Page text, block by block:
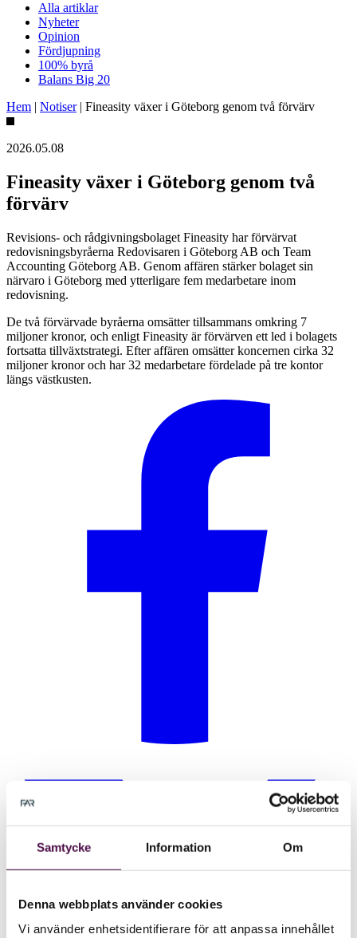
Samtycke Information Om
Denna webbplats använder cookies
Vi använder enhetsidentifierare för att anpassa innehållet
Alla artiklar
Nyheter
Opinion
Fördjupning
100% byrå
Balans Big 20
Hem | Notiser| Fineasity växer i Göteborg genom två förvärv
2026.05.08
Fineasity växer i Göteborg genom två
förvärv
Revisions- och rådgivningsbolaget Fineasity har förvärvat
redovisningsbyråerna Redovisaren i Göteborg AB och Team
Accounting Göteborg AB. Genom affären stärker bolaget sin
närvaro i Göteborg med ytterligare fem medarbetare inom
redovisning.
De två förvärvade byråerna omsätter tillsammans omkring 7
miljoner kronor, och enligt Fineasity är förvärven ett led i bolagets
fortsatta tillväxtstrategi. Efter affären omsätter koncernen cirka 32
miljoner kronor och har 32 medarbetare fördelade på tre kontor
längs västkusten.